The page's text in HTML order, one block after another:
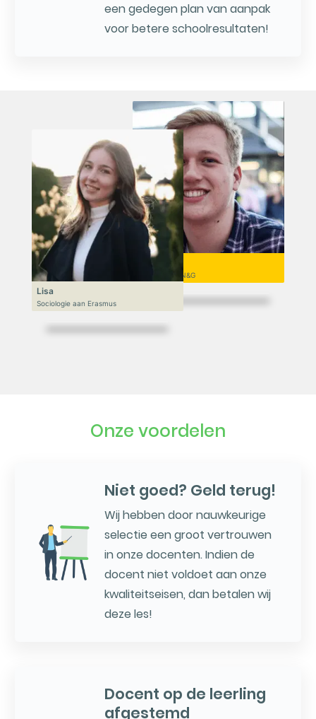
een gedegen plan van aanpak
voor betere schoolresultaten!
Niek
VWO 6, N&T/N&G
Lisa
Sociologie aan Erasmus
Onze voordelen
Niet goed? Geld terug!
Wij hebben door nauwkeurige
selectie een groot vertrouwen
in onze docenten. Indien de
docent niet voldoet aan onze
kwaliteitseisen, dan betalen wij
deze les!
Docent op de leerling
afgestemd